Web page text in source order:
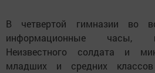
В четвертой гимназии во
информационные часы,
Неизвестного солдата и
младших и средних